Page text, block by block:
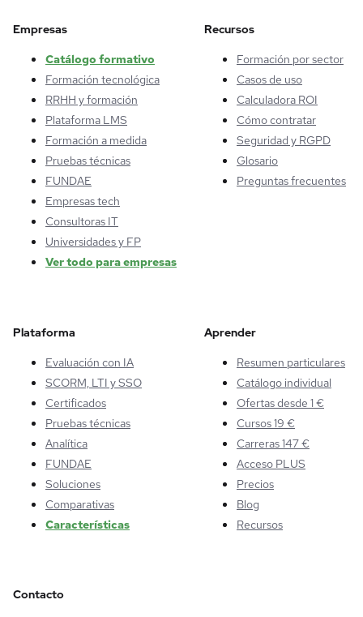
Empresas
Catálogo formativo
Formación tecnológica
RRHH y formación
Plataforma LMS
Formación a medida
Pruebas técnicas
FUNDAE
Empresas tech
Consultoras IT
Universidades y FP
Ver todo para empresas
Recursos
Formación por sector
Casos de uso
Calculadora ROI
Cómo contratar
Seguridad y RGPD
Glosario
Preguntas frecuentes
Plataforma
Evaluación con IA
SCORM, LTI y SSO
Certificados
Pruebas técnicas
Analítica
FUNDAE
Soluciones
Comparativas
Características
Aprender
Resumen particulares
Catálogo individual
Ofertas desde 1 €
Cursos 19 €
Carreras 147 €
Acceso PLUS
Precios
Blog
Recursos
Contacto